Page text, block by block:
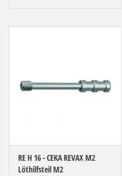
RE H 16 - CEKA REVAX M2
Löthilfsteil M2